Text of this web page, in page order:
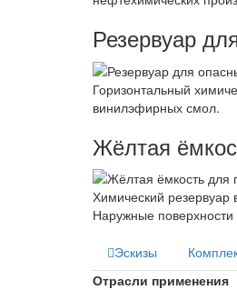
Резервуар
Горизонтальный
винилэфирных смол.
Жёлтая
Химический
Наружные
Эскизы
Отрасли применения